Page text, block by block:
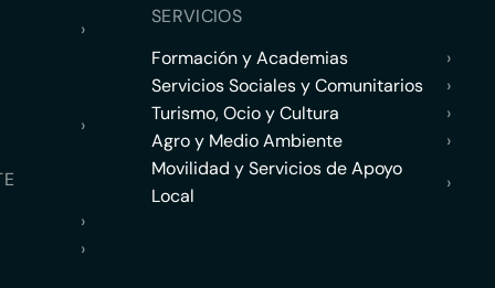
›
›
›
›
SERVICIOS
Formación y Academias
›
Servicios Sociales y Comunitarios
›
Turismo, Ocio y Cultura
›
Agro y Medio Ambiente
›
Movilidad y Servicios de Apoyo
Local
›